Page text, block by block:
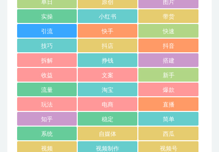
单日 原创 图片
实操 小红书 带货
引流 快手 快速
技巧 抖店 抖音
拆解 挣钱 搭建
收益 文案 新手
流量 淘宝 爆款
玩法 电商 直播
知乎 稳定 简单
系统 自媒体 西瓜
视频 视频制作 视频号